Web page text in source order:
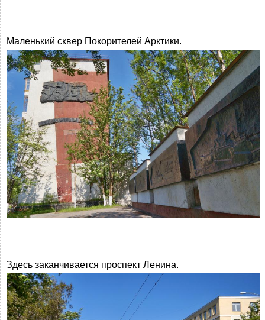
Маленький сквер Покорителей Арктики.
Здесь заканчивается проспект Ленина.